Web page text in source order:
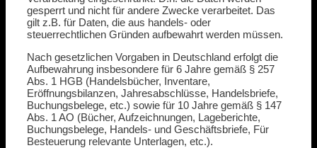
gesperrt und nicht für andere Zwecke verarbeitet. Das
gilt z.B. für Daten, die aus handels- oder
steuerrechtlichen Gründen aufbewahrt werden müssen.
Nach gesetzlichen Vorgaben in Deutschland erfolgt die
Aufbewahrung insbesondere für 6 Jahre gemäß § 257
Abs. 1 HGB (Handelsbücher, Inventare,
Eröffnungsbilanzen, Jahresabschlüsse, Handelsbriefe,
Buchungsbelege, etc.) sowie für 10 Jahre gemäß § 147
Abs. 1 AO (Bücher, Aufzeichnungen, Lageberichte,
Buchungsbelege, Handels- und Geschäftsbriefe, Für
Besteuerung relevante Unterlagen, etc.).